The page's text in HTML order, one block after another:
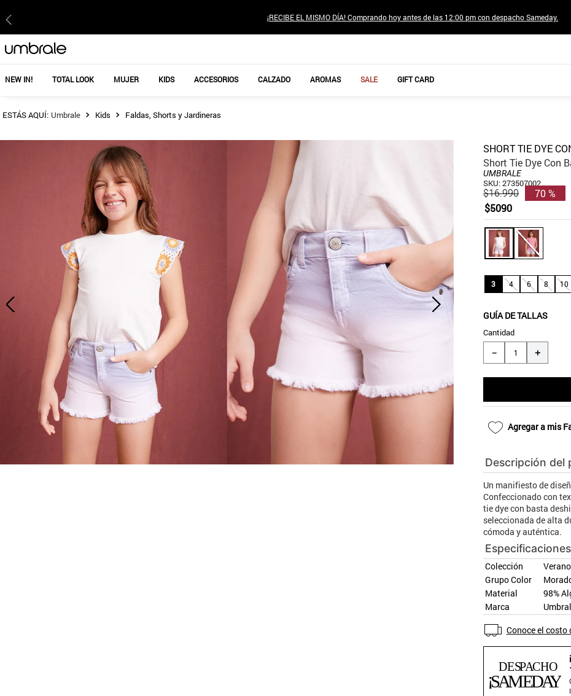
¡RECIBE EL MISMO DÍA! Comprando hoy antes de las 12:00 pm con despacho Sameday.
NEW IN! TOTAL LOOK MUJER KIDS ACCESORIOS CALZADO AROMAS SALE GIFT CARD
Kids Faldas, Shorts y Jardineras
SHORT TIE DYE
Short Tie Dye Con
UMBRALE
SKU:273507002
$16.990
$5090
70 %
3 4 6 8 10
GUÍA DE TALLAS
Cantidad
＋
－
Agregar a mis
Descripción del
Un manifiesto de
Confeccionado con
tie dye con basta
seleccionada de alta
cómoda y auténtica.
Especificaciones
Colección
Grupo Color
Material
98%
Marca
Conoce el costo
botin
8.
collar
9.
aros
10
blanco